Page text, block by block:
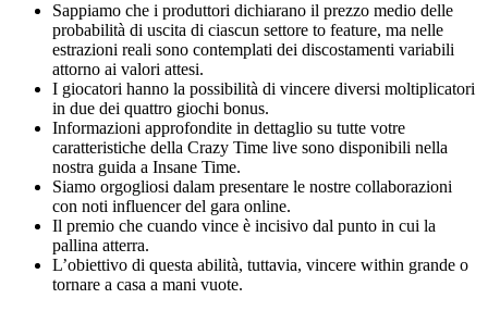
Sappiamo che i produttori dichiarano il prezzo medio delle
probabilità di uscita di ciascun settore to feature, ma nelle
estrazioni reali sono contemplati dei discostamenti variabili
attorno ai valori attesi.
I giocatori hanno la possibilità di vincere diversi moltiplicatori
in due dei quattro giochi bonus.
Informazioni approfondite in dettaglio su tutte votre
caratteristiche della Crazy Time live sono disponibili nella
nostra guida a Insane Time.
Siamo orgogliosi dalam presentare le nostre collaborazioni
con noti influencer del gara online.
Il premio che cuando vince è incisivo dal punto in cui la
pallina atterra.
L’obiettivo di questa abilità, tuttavia, vincere within grande o
tornare a casa a mani vuote.